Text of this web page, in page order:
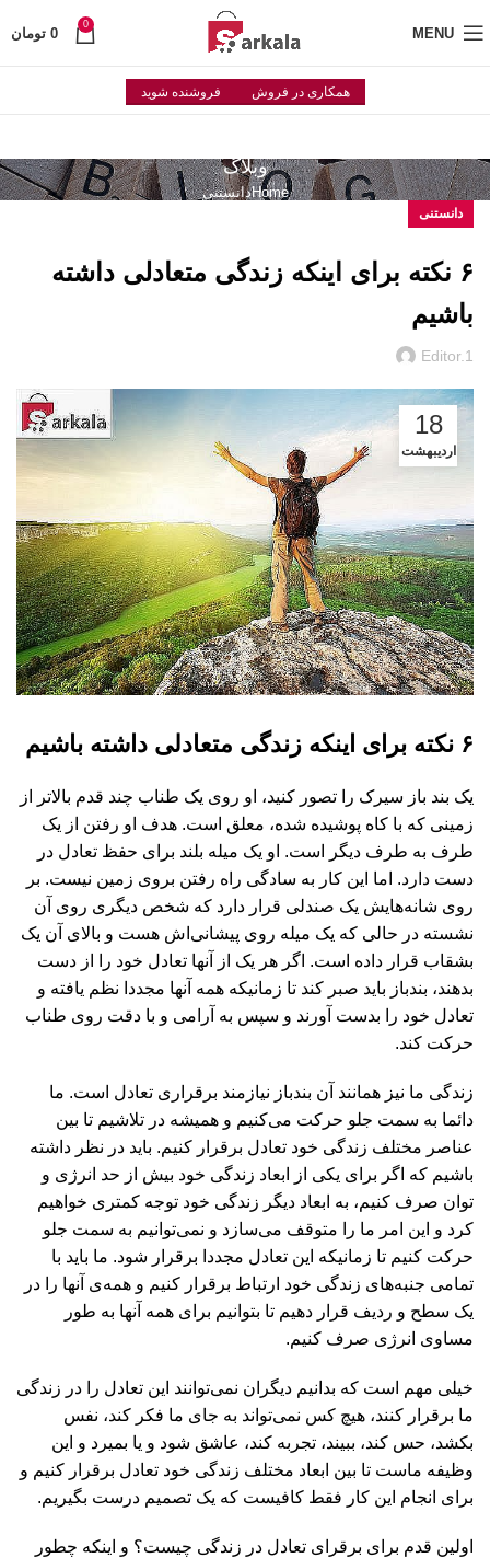
MENU
0
0 تومان
همکاری در فروش فروشنده شوید
وبلاگ
Homeدانستنی
دانستنی
۶ نکته برای اینکه زندگی متعادلی داشته
باشیم
Editor.1
18
اردیبهشت
۶ نکته برای اینکه زندگی متعادلی داشته باشیم
یک بند باز سیرک را تصور کنید، او روی یک طناب چند قدم بالاتر از
زمینی که با کاه پوشیده شده، معلق است. هدف او رفتن از یک
طرف به طرف دیگر است. او یک میله بلند برای حفظ تعادل در
دست دارد. اما این کار به سادگی راه رفتن بروی زمین نیست. بر
روی شانه‌هایش یک صندلی قرار دارد که شخص دیگری روی آن
نشسته در حالی که یک میله روی پیشانی‌اش هست و بالای آن یک
بشقاب قرار داده است. اگر هر یک از آنها تعادل خود را از دست
بدهند، بندباز باید صبر کند تا زمانیکه همه آنها مجددا نظم یافته و
تعادل خود را بدست آورند و سپس به آرامی و با دقت روی طناب
حرکت کند.
زندگی ما نیز همانند آن بندباز نیازمند برقراری تعادل است. ما
دائما به سمت جلو حرکت می‌کنیم و همیشه در تلاشیم تا بین
عناصر مختلف زندگی خود تعادل برقرار کنیم. باید در نظر داشته
باشیم که اگر برای یکی از ابعاد زندگی خود بیش از حد انرژی و
توان صرف کنیم، به ابعاد دیگر زندگی خود توجه کمتری خواهیم
کرد و این امر ما را متوقف می‌سازد و نمی‌توانیم به سمت جلو
حرکت کنیم تا زمانیکه این تعادل مجددا برقرار شود. ما باید با
تمامی جنبه‌های زندگی خود ارتباط برقرار کنیم و همه‌ی آنها را در
یک سطح و ردیف قرار دهیم تا بتوانیم برای همه آنها به طور
مساوی انرژی صرف کنیم.
خیلی مهم است که بدانیم دیگران نمی‌توانند این تعادل را در زندگی
ما برقرار کنند، هیچ کس نمی‌تواند به جای ما فکر کند، نفس
بکشد، حس کند، ببیند، تجربه کند، عاشق شود و یا بمیرد و این
وظیفه ماست تا بین ابعاد مختلف زندگی خود تعادل برقرار کنیم و
برای انجام این کار فقط کافیست که یک تصمیم درست بگیریم.
اولین قدم برای برقرای تعادل در زندگی چیست؟ و اینکه چطور